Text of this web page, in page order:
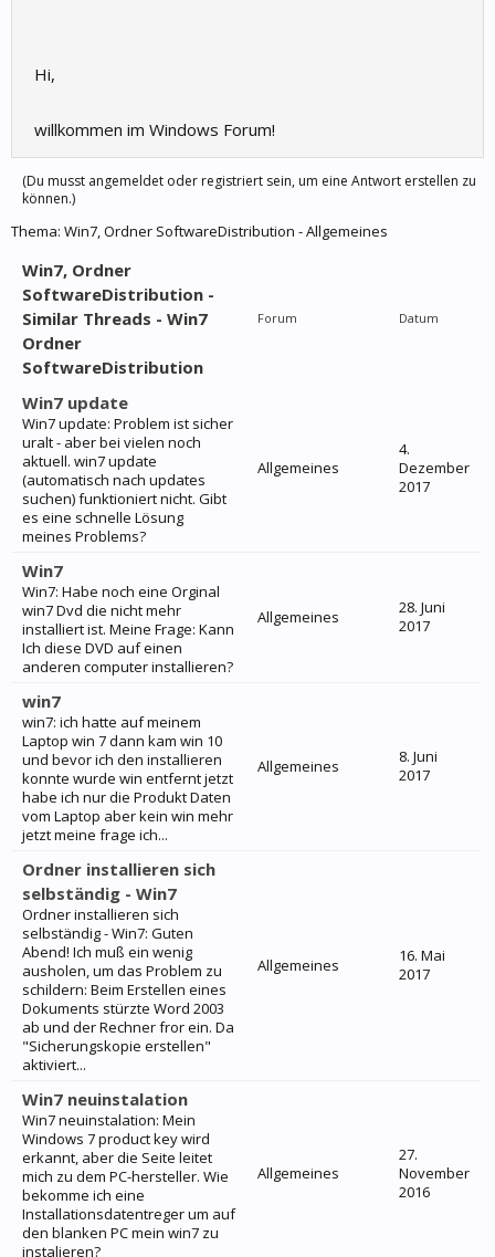
Hi,
willkommen im Windows Forum!
(Du musst angemeldet oder registriert sein, um eine Antwort erstellen zu
können.)
Thema: Win7, Ordner SoftwareDistribution - Allgemeines
Win7, Ordner
SoftwareDistribution -
Similar Threads - Win7
Ordner
SoftwareDistribution
Forum Datum
Win7 update
Win7 update: Problem ist sicher
uralt - aber bei vielen noch
aktuell. win7 update
(automatisch nach updates
suchen) funktioniert nicht. Gibt
es eine schnelle Lösung
meines Problems?
Allgemeines
4.
Dezember
2017
Win7
Win7: Habe noch eine Orginal
win7 Dvd die nicht mehr
installiert ist. Meine Frage: Kann
Ich diese DVD auf einen
anderen computer installieren?
Allgemeines
28. Juni
2017
win7
win7: ich hatte auf meinem
Laptop win 7 dann kam win 10
und bevor ich den installieren
konnte wurde win entfernt jetzt
habe ich nur die Produkt Daten
vom Laptop aber kein win mehr
jetzt meine frage ich...
Allgemeines
8. Juni
2017
Ordner installieren sich
selbständig - Win7
Ordner installieren sich
selbständig - Win7: Guten
Abend! Ich muß ein wenig
ausholen, um das Problem zu
schildern: Beim Erstellen eines
Dokuments stürzte Word 2003
ab und der Rechner fror ein. Da
"Sicherungskopie erstellen"
aktiviert...
Allgemeines
16. Mai
2017
Win7 neuinstalation
Win7 neuinstalation: Mein
Windows 7 product key wird
erkannt, aber die Seite leitet
mich zu dem PC-hersteller. Wie
bekomme ich eine
Installationsdatentreger um auf
den blanken PC mein win7 zu
instalieren?
Allgemeines
27.
November
2016